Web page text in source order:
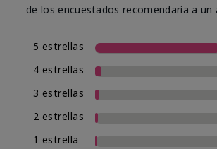
de los encuestados recomendaría a un
5 estrellas
4 estrellas
3 estrellas
2 estrellas
1 estrella